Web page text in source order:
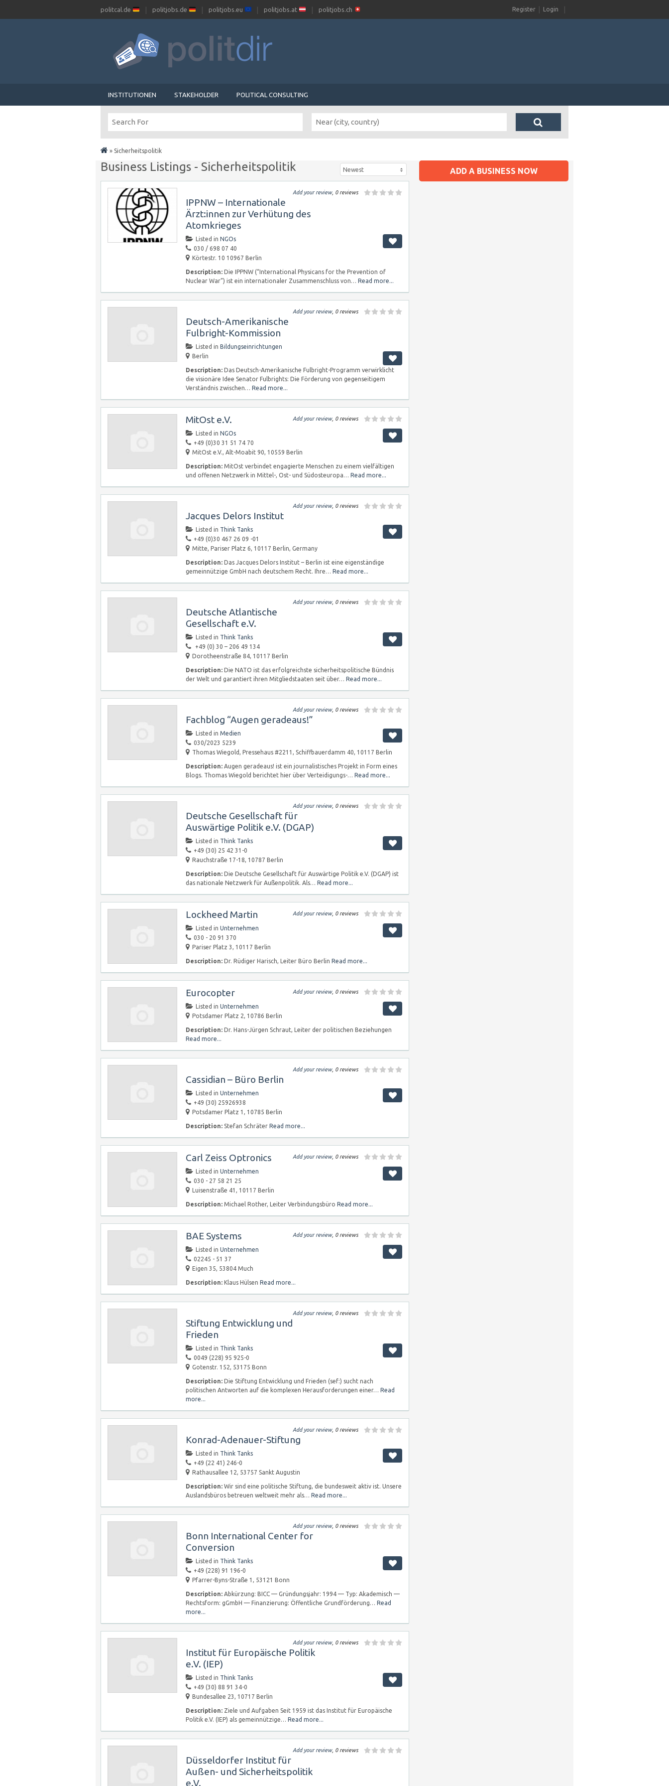
politcal.de politjobs.de politjobs.eu politjobs.at politjobs.ch Register Login
INSTITUTIONEN STAKEHOLDER POLITICAL CONSULTING
» Sicherheitspolitik
Business Listings - Sicherheitspolitik Newest
Add your review, 0 reviews
IPPNW – Internationale
Ärzt:innen zur Verhütung des
Atomkrieges
Listed in NGOs
030 / 698 07 40
Körtestr. 10 10967 Berlin
Description: Die IPPNW (“International Physicans for the Prevention of
Nuclear War”) ist ein internationaler Zusammenschluss von… Read more...
Add your review, 0 reviews
Deutsch-Amerikanische
Fulbright-Kommission
Listed in Bildungseinrichtungen
Berlin
Description: Das Deutsch-Amerikanische Fulbright-Programm verwirklicht
die visionäre Idee Senator Fulbrights: Die Förderung von gegenseitigem
Verständnis zwischen… Read more...
Add your review, 0 reviews
MitOst e.V.
Listed in NGOs
+49 (0)30 31 51 74 70
MitOst e.V., Alt-Moabit 90, 10559 Berlin
Description: MitOst verbindet engagierte Menschen zu einem vielfältigen
und offenen Netzwerk in Mittel-, Ost- und Südosteuropa… Read more...
Add your review, 0 reviews
Jacques Delors Institut
Listed in Think Tanks
+49 (0)30 467 26 09 -01
Mitte, Pariser Platz 6, 10117 Berlin, Germany
Description: Das Jacques Delors Institut – Berlin ist eine eigenständige
gemeinnützige GmbH nach deutschem Recht. Ihre… Read more...
Add your review, 0 reviews
Deutsche Atlantische
Gesellschaft e.V.
Listed in Think Tanks
+49 (0) 30 – 206 49 134
Dorotheenstraße 84, 10117 Berlin
Description: Die NATO ist das erfolgreichste sicherheitspolitische Bündnis
der Welt und garantiert ihren Mitgliedstaaten seit über… Read more...
Add your review, 0 reviews
Fachblog “Augen geradeaus!”
Listed in Medien
030/2023 5239
Thomas Wiegold, Pressehaus #2211, Schiffbauerdamm 40, 10117 Berlin
Description: Augen geradeaus! ist ein journalistisches Projekt in Form eines
Blogs. Thomas Wiegold berichtet hier über Verteidigungs-… Read more...
Add your review, 0 reviews
Deutsche Gesellschaft für
Auswärtige Politik e.V. (DGAP)
Listed in Think Tanks
+49 (30) 25 42 31-0
Rauchstraße 17-18, 10787 Berlin
Description: Die Deutsche Gesellschaft für Auswärtige Politik e.V. (DGAP) ist
das nationale Netzwerk für Außenpolitik. Als… Read more...
Add your review, 0 reviews
Lockheed Martin
Listed in Unternehmen
030 - 20 91 370
Pariser Platz 3, 10117 Berlin
Description: Dr. Rüdiger Harisch, Leiter Büro Berlin Read more...
Add your review, 0 reviews
Eurocopter
Listed in Unternehmen
Potsdamer Platz 2, 10786 Berlin
Description: Dr. Hans-Jürgen Schraut, Leiter der politischen Beziehungen
Read more...
Add your review, 0 reviews
Cassidian – Büro Berlin
Listed in Unternehmen
+49 (30) 25926938
Potsdamer Platz 1, 10785 Berlin
Description: Stefan Schräter Read more...
Add your review, 0 reviews
Carl Zeiss Optronics
Listed in Unternehmen
030 - 27 58 21 25
Luisenstraße 41, 10117 Berlin
Description: Michael Rother, Leiter Verbindungsbüro Read more...
Add your review, 0 reviews
BAE Systems
Listed in Unternehmen
02245 - 51 37
Eigen 35, 53804 Much
Description: Klaus Hülsen Read more...
Add your review, 0 reviews
Stiftung Entwicklung und
Frieden
Listed in Think Tanks
0049 (228) 95 925-0
Gotenstr. 152, 53175 Bonn
Description: Die Stiftung Entwicklung und Frieden (sef:) sucht nach
politischen Antworten auf die komplexen Herausforderungen einer… Read
more...
Add your review, 0 reviews
Konrad-Adenauer-Stiftung
Listed in Think Tanks
+49 (22 41) 246-0
Rathausallee 12, 53757 Sankt Augustin
Description: Wir sind eine politische Stiftung, die bundesweit aktiv ist. Unsere
Auslandsbüros betreuen weltweit mehr als… Read more...
Add your review, 0 reviews
Bonn International Center for
Conversion
Listed in Think Tanks
+49 (228) 91 196-0
Pfarrer-Byns-Straße 1, 53121 Bonn
Description: Abkürzung: BICC — Gründungsjahr: 1994 — Typ: Akademisch —
Rechtsform: gGmbH — Finanzierung: Öffentliche Grundförderung… Read
more...
Add your review, 0 reviews
Institut für Europäische Politik
e.V. (IEP)
Listed in Think Tanks
+49 (30) 88 91 34-0
Bundesallee 23, 10717 Berlin
Description: Ziele und Aufgaben Seit 1959 ist das Institut für Europäische
Politik e.V. (IEP) als gemeinnützige… Read more...
Add your review, 0 reviews
Düsseldorfer Institut für
Außen- und Sicherheitspolitik
e.V.
ADD A BUSINESS NOW